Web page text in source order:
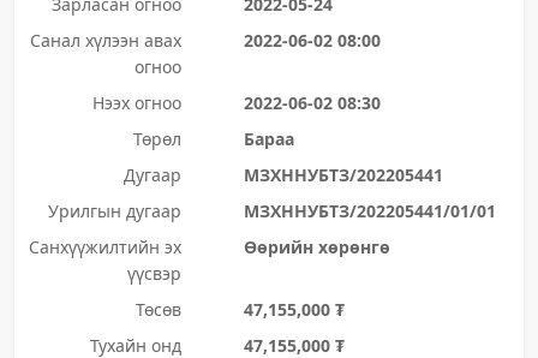
Санал хүлээн авах
огноо
2022-06-02 08:00
Нээх огноо
2022-06-02 08:30
Төрөл
Бараа
Дугаар
МЗХННУБТЗ/202205441
Урилгын дугаар
МЗХННУБТЗ/202205441/01/01
Санхүүжилтийн эх
үүсвэр
Өөрийн хөрөнгө
Төсөв
47,155,000 ₮
Тухайн онд
47,155,000 ₮